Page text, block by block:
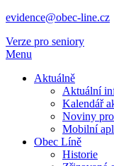
evidence@obec-line.cz
Verze pro seniory
Menu
Aktuálně
Aktuální
Kalendář
Noviny
Mobilní
Obec Líně
Historie